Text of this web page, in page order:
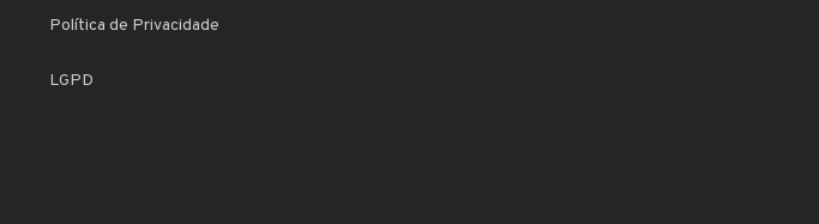
Política de Privacidade
LGPD